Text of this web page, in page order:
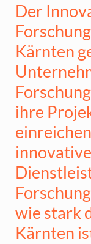
Der
Kärnten
ihre
wie stark
Kärnten